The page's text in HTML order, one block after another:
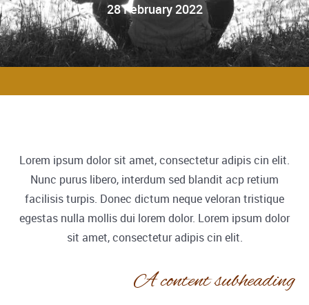
28 February 2022
Lorem ipsum dolor sit amet, consectetur adipis cin elit.
Nunc purus libero, interdum sed blandit acp retium
facilisis turpis. Donec dictum neque veloran tristique
egestas nulla mollis dui lorem dolor. Lorem ipsum dolor
sit amet, consectetur adipis cin elit.
A content subheading